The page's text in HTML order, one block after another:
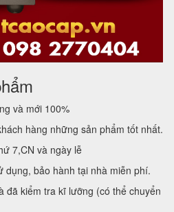
và mới 100%
hàng những sản phẩm tốt nhất.
7,CN và ngày lễ
bảo hành tại nhà miễn phí.
đã kiểm tra kĩ lưỡng (có thể chuyển